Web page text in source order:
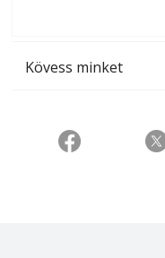
Kövess minket